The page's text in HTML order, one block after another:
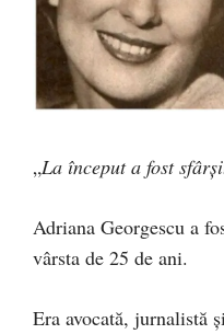
„La început a fost
Adriana Georgescu a
vârsta de 25 de ani.
Era avocată, jurnalistă